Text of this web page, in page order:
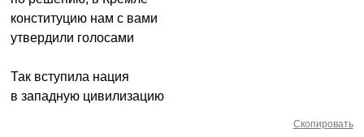
конституцию нам с вами
утвердили голосами
Так вступила нация
в западную цивилизацию
Скопировать